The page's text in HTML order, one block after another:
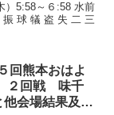
）5:58～６:58 水前
球 犠 盗 失 二 三
回熊本おはよ
２回戦 味千
会場結果及び